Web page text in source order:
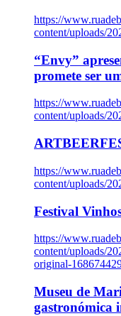
https://
content/uploads/
“Envy”
promete ser
https://
content/uploads/
https://
content/uploads/
Festival
https://
content/uploads/
original-
Museu de
gastronómica